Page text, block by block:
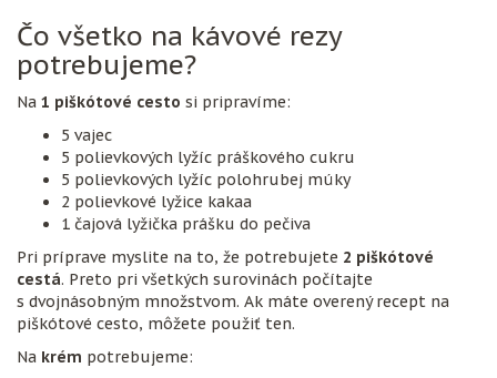
Čo všetko na kávové rezy
potrebujeme?
Na 1 piškótové cesto si pripravíme:
5 vajec
5 polievkových lyžíc práškového cukru
5 polievkových lyžíc polohrubej múky
2 polievkové lyžice kakaa
1 čajová lyžička prášku do pečiva
Pri príprave myslite na to, že potrebujete 2 piškótové
cestá. Preto pri všetkých surovinách počítajte
s dvojnásobným množstvom. Ak máte overený recept na
piškótové cesto, môžete použiť ten.
Na krém potrebujeme: